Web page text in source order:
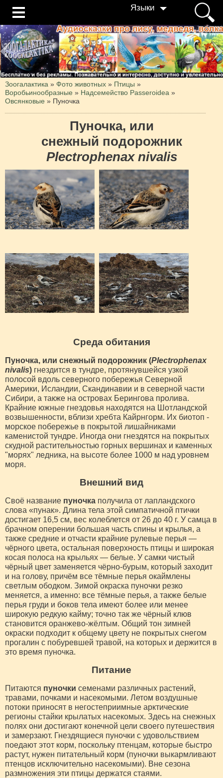
Языки
Зоогалактика » Фото животных » Птицы »
Воробьинообразные » Надсемейство Passeroidea »
Овсянковые » Пуночка
Пуночка, или
снежный подорожник
Plectrophenax nivalis
Среда обитания
Пуночка, или снежный подорожник (Plectrophenax
nivalis) гнездится в тундре, протянувшейся узкой
полосой вдоль северного побережья Северной
Америки, Исландии, Скандинавии и в северной части
Сибири, а также на островах Берингова пролива.
Крайние южные гнездовья находятся на Шотландской
возвышенности, вблизи хребта Кайрнгорм. Их биотоп -
морское побережье в покрытой лишайниками
каменистой тундре. Иногда они гнездятся на покрытых
скудной растительностью горных вершинах и каменных
"морях" ледника, на высоте более 1000 м над уровнем
моря.
Внешний вид
Своё название пуночка получила от лапландского
слова «пунак». Длина тела этой симпатичной птички
достигает 16,5 см, вес колеблется от 26 до 40 г. У самца в
брачном оперении большая часть спины и крылья, а
также средние и отчасти крайние рулевые перья —
чёрного цвета, остальная поверхность птицы и широкая
косая полоса на крыльях — белые. У самки чистый
чёрный цвет заменяется чёрно-бурым, который заходит
и на голову, причём все тёмные перья окаймлены
светлым ободком. Зимой окраска пуночки резко
меняется, а именно: все тёмные перья, а также белые
перья груди и боков тела имеют более или менее
широкую редкую кайму; точно так же чёрный клюв
становится оранжево-жёлтым. Общий тон зимней
окраски подходит к общему цвету не покрытых снегом
прогалин с побуревшей травой, на которых и держится в
это время пуночка.
Питание
Питаются пуночки семенами различных растений,
травами, почками и насекомыми. Летом воздушные
потоки приносят в негостеприимные арктические
регионы стайки крылатых насекомых. Здесь на снежных
полях они достигают конечной цели своего путешествия
и замерзают. Гнездящиеся пуночки с удовольствием
поедают этот корм, поскольку птенцам, которые быстро
растут, нужен питательный корм (пуночки выкармливают
птенцов исключительно насекомыми). Вне сезона
размножения эти птицы держатся стаями.